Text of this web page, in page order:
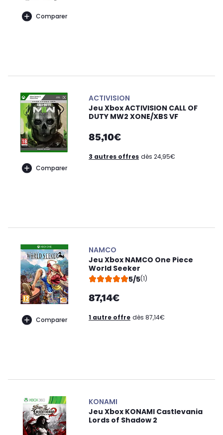
Comparer
Comparer
ACTIVISION
Jeu Xbox ACTIVISION CALL OF
DUTY MW2 XONE/XBS VF
85,10€
3 autres offres dès 24,95€
Comparer
NAMCO
Jeu Xbox NAMCO One Piece
World Seeker
5/5(1)
87,14€
1 autre offre dès 87,14€
KONAMI
Jeu Xbox KONAMI Castlevania
Lords of Shadow 2